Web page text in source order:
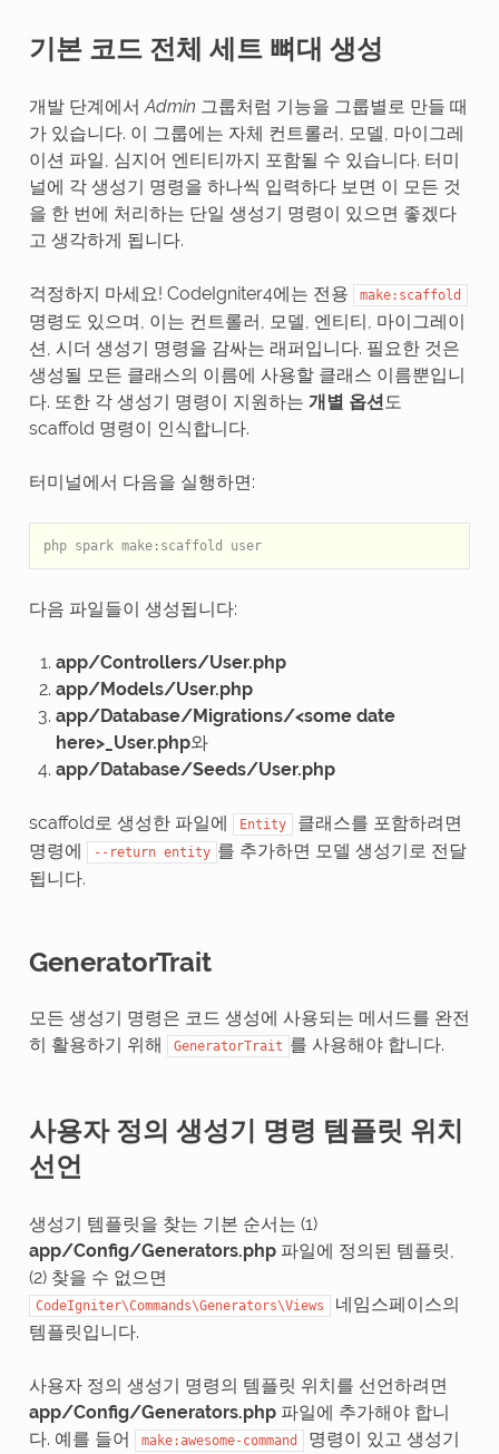
기본 코드 전체 세트 뼈대 생성
개발 단계에서Admin 그룹처럼 기능을 그룹별로 만들 때
가 있습니다. 이 그룹에는 자체 컨트롤러, 모델, 마이그레
이션 파일, 심지어 엔티티까지 포함될 수 있습니다. 터미
널에 각 생성기 명령을 하나씩 입력하다 보면 이 모든 것
을 한 번에 처리하는 단일 생성기 명령이 있으면 좋겠다
고 생각하게 됩니다.
걱정하지 마세요! CodeIgniter4에는 전용 make:scaffold
명령도 있으며, 이는 컨트롤러, 모델, 엔티티, 마이그레이
션, 시더 생성기 명령을 감싸는 래퍼입니다. 필요한 것은
생성될 모든 클래스의 이름에 사용할 클래스 이름뿐입니
다. 또한 각 생성기 명령이 지원하는 개별 옵션도
scaffold 명령이 인식합니다.
터미널에서 다음을 실행하면:
php spark make:scaffold user
다음 파일들이 생성됩니다:
app/Controllers/User.php
app/Models/User.php
app/Database/Migrations/<some date
here>_User.php와
app/Database/Seeds/User.php
scaffold로 생성한 파일에 Entity
클래스를 포함하려면
명령에
--return entity 를 추가하면 모델 생성기로 전달
됩니다.
GeneratorTrait
모든 생성기 명령은 코드 생성에 사용되는 메서드를 완전
히 활용하기 위해
GeneratorTrait 를 사용해야 합니다.
사용자 정의 생성기 명령 템플릿 위치
선언
생성기 템플릿을 찾는 기본 순서는 (1)
app/Config/Generators.php파일에 정의된 템플릿,
(2) 찾을 수 없으면
CodeIgniter\Commands\Generators\Views
네임스페이스의
템플릿입니다.
사용자 정의 생성기 명령의 템플릿 위치를 선언하려면
app/Config/Generators.php파일에 추가해야 합니
다. 예를 들어
make:awesome-command
명령이 있고 생성기